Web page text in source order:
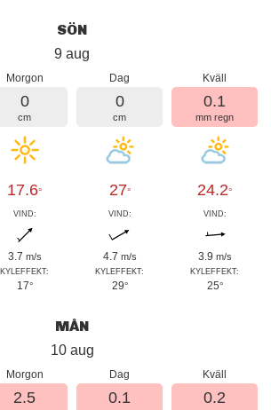
SÖN
9 aug
Morgon
0
cm
17.6°
VIND:
3.7 m/s
KYLEFFEKT:
17°
Dag
0
cm
27°
VIND:
4.7 m/s
KYLEFFEKT:
29°
Kväll
0.1
mm regn
24.2°
VIND:
3.9 m/s
KYLEFFEKT:
25°
MÅN
10 aug
Morgon
2.5
Dag
0.1
Kväll
0.2